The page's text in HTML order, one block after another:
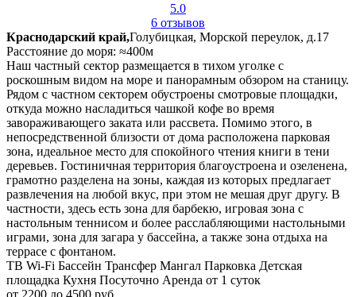
5.0
6 отзывов
Краснодарский край,Голубицкая, Морской переулок, д.17
Расстояние до моря: ≈400м
Наш частный сектор размещается в тихом уголке с
роскошным видом на море и панорамным обзором на станицу.
Рядом с частном секторем обустроены смотровые площадки,
откуда можно насладиться чашкой кофе во время
завораживающего заката или рассвета. Помимо этого, в
непосредственной близости от дома расположена парковая
зона, идеальное место для спокойного чтения книги в тени
деревьев. Гостиничная территория благоустроена и озеленена,
грамотно разделена на зоны, каждая из которых предлагает
развлечения на любой вкус, при этом не мешая друг другу. В
частности, здесь есть зона для барбекю, игровая зона с
настольным теннисом и более расслабляющими настольными
играми, зона для загара у бассейна, а также зона отдыха на
террасе с фонтаном.
ТВ Wi-Fi Бассейн Трансфер Мангал Парковка Детская
площадка Кухня Посуточно Аренда от 1 суток
от 2200 до 4500 руб